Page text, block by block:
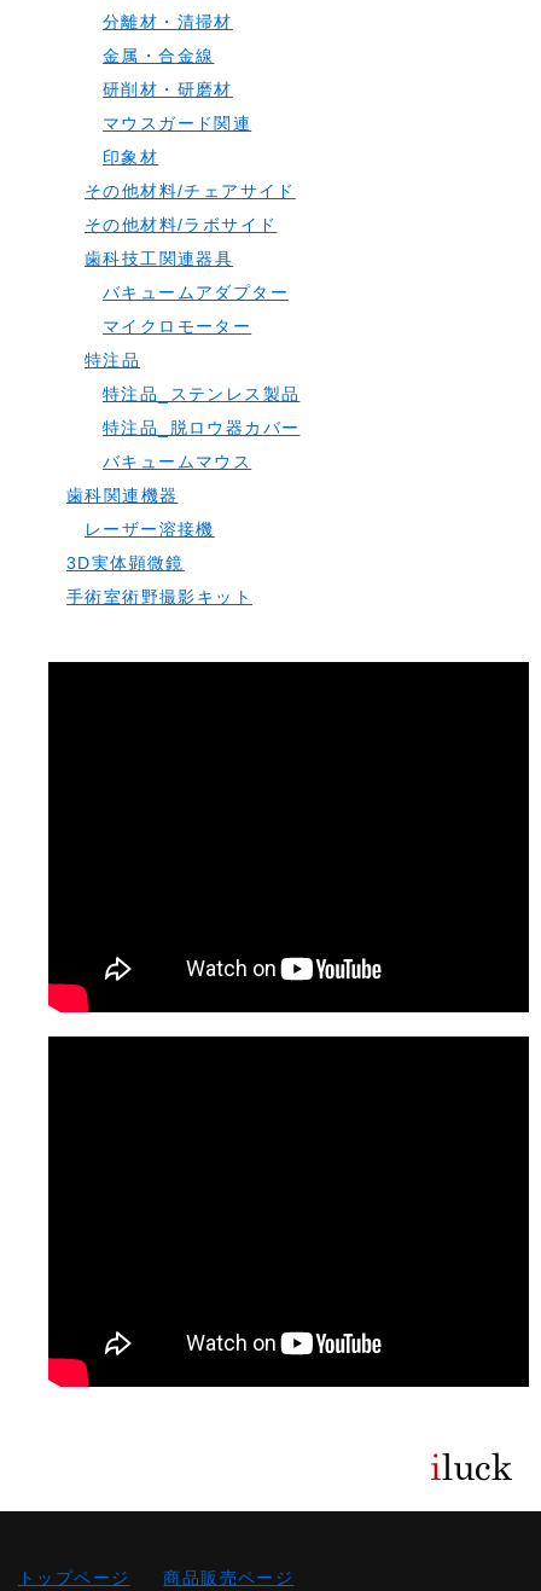
分離材・清掃材
金属・合金線
研削材・研磨材
マウスガード関連
印象材
その他材料/チェアサイド
その他材料/ラボサイド
歯科技工関連器具
バキュームアダプター
マイクロモーター
特注品
特注品_ステンレス製品
特注品_脱ロウ器カバー
バキュームマウス
歯科関連機器
レーザー溶接機
3D実体顕微鏡
手術室術野撮影キット
トップページ 商品販売ページ